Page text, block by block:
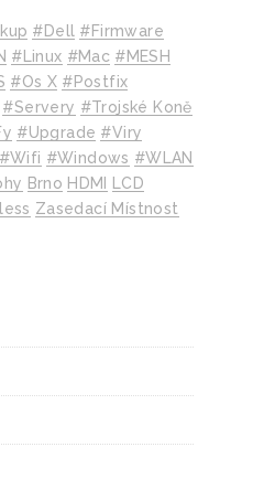
#Dell
#Firmware
#Linux #mac #MESH
#Os X #Postfix
#Servery #Trojské Koně
#Upgrade #Viry
#wifi #Windows #WLAN
Brno HDMI
LCD
Zasedací Místnost